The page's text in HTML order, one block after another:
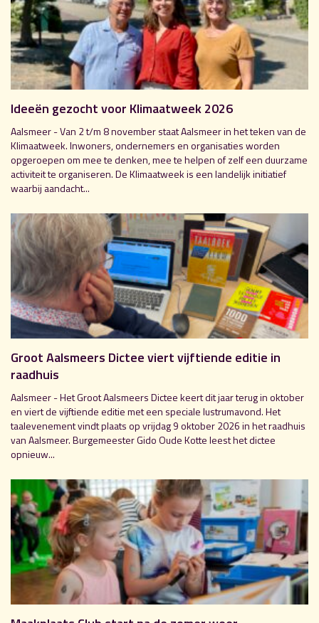
Ideeën gezocht voor Klimaatweek 2026
Aalsmeer - Van 2 t/m 8 november staat Aalsmeer in het teken van de
Klimaatweek. Inwoners, ondernemers en organisaties worden
opgeroepen om mee te denken, mee te helpen of zelf een duurzame
activiteit te organiseren. De Klimaatweek is een landelijk initiatief
waarbij aandacht...
Groot Aalsmeers Dictee viert vijftiende editie in
raadhuis
Aalsmeer - Het Groot Aalsmeers Dictee keert dit jaar terug in oktober
en viert de vijftiende editie met een speciale lustrumavond. Het
taalevenement vindt plaats op vrijdag 9 oktober 2026 in het raadhuis
van Aalsmeer. Burgemeester Gido Oude Kotte leest het dictee
opnieuw...